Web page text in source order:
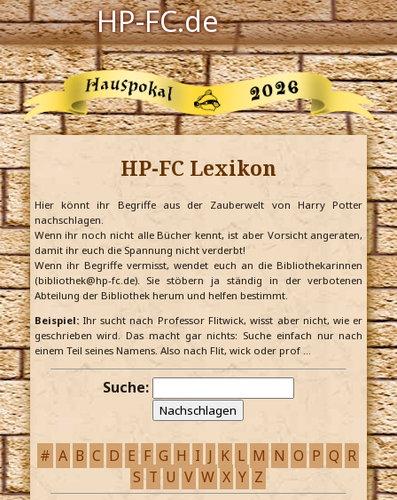
HP-FC.de
Navigation
Harry Potter
Der HP-FC
Hogwarts
Zauberwelt
Willkommen
Jetzt Fanclub-Mitglied werden!
HP-FC Lexikon
Hier könnt ihr Begriffe aus der Zauberwelt von Harry Potter
nachschlagen.
Wenn ihr noch nicht alle Bücher kennt, ist aber Vorsicht angeraten,
damit ihr euch die Spannung nicht verderbt!
Wenn ihr Begriffe vermisst, wendet euch an die Bibliothekarinnen
(bibliothek@hp-fc.de). Sie stöbern ja ständig in der verbotenen
Abteilung der Bibliothek herum und helfen bestimmt.
Beispiel:Ihr sucht nach Professor Flitwick, wisst aber nicht, wie er
geschrieben wird. Das macht gar nichts: Suche einfach nur nach
einem Teil seines Namens. Also nach Flit, wick oder prof …
Suche:
# A B C D E F G H I J K L M N O P Q R
S T U V W X Y Z